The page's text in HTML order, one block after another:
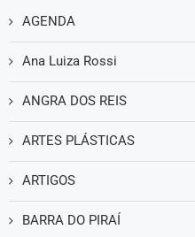
AGENDA
Ana Luiza Rossi
ANGRA DOS REIS
ARTES PLÁSTICAS
ARTIGOS
BARRA DO PIRAÍ